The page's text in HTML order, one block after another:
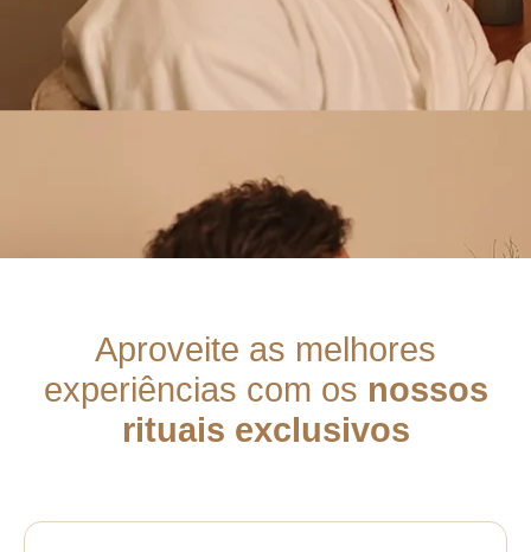
Aproveite as melhores
experiências com os nossos
rituais exclusivos